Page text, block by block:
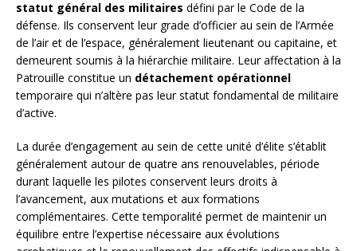
statut général des militaires défini par le Code de la
défense. Ils conservent leur grade d’officier au sein de l’Armée
de l’air et de l’espace, généralement lieutenant ou capitaine, et
demeurent soumis à la hiérarchie militaire. Leur affectation à la
Patrouille constitue un détachement opérationnel
temporaire qui n’altère pas leur statut fondamental de militaire
d’active.
La durée d’engagement au sein de cette unité d’élite s’établit
généralement autour de quatre ans renouvelables, période
durant laquelle les pilotes conservent leurs droits à
l’avancement, aux mutations et aux formations
complémentaires. Cette temporalité permet de maintenir un
équilibre entre l’expertise nécessaire aux évolutions